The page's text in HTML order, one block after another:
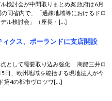
検討会が中間取りまとめ案 政府は6月
同省内で、「過疎地域等におけるドロ
ル検討会」（座長・[…]
クス、ポーランドに支店開設
として需要取り込み強化 商船三井ロ
日、欧州地域を統括する現地法人が今
第4の都市ヴロツワ[…]